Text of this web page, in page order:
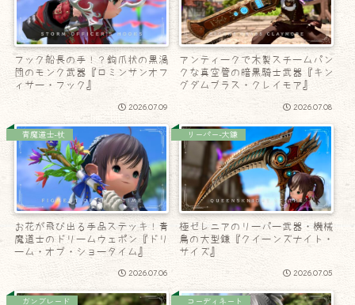
フック船長の手！？鉤爪状の黒渦
団のモンク武器『ロミンサンオフ
ィサー・フック』
2026.07.09
アンティークで木製スチームパン
クな真空管の暗黒騎士武器『キン
グダムブラス・クレイモア』
2026.07.08
青魔道士-杖
お花が飛び出る手品ステッキ！青
魔道士のドリームウェポン『ドリ
ーム・オブ・ショータイム』
2026.07.06
リーパー-大鎌
極ゼレニアのリーパー武器・機械
鳥の大型鎌『クイーンズナイト・
サイズ』
2026.07.05
ガンブレード コーディネート